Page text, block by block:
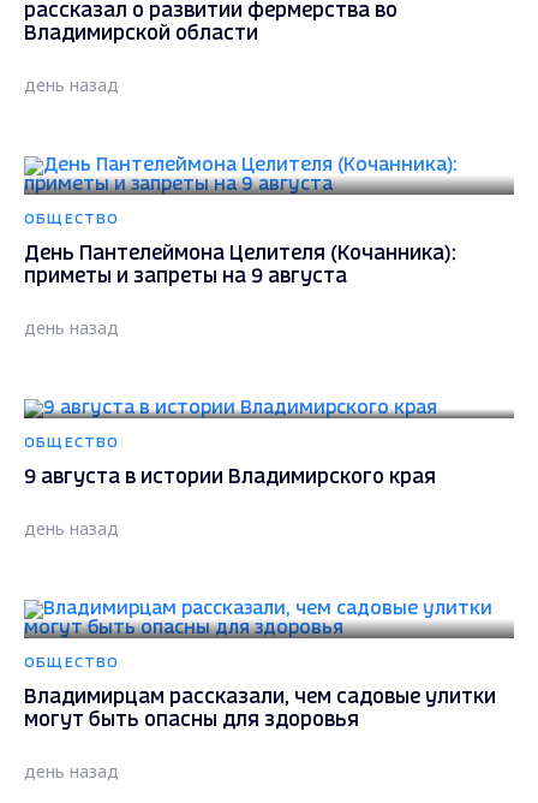
рассказал о развитии фермерства во
Владимирской области
день назад
ОБЩЕСТВО
День Пантелеймона Целителя (Кочанника):
приметы и запреты на 9 августа
день назад
ОБЩЕСТВО
9 августа в истории Владимирского края
день назад
ОБЩЕСТВО
Владимирцам рассказали, чем садовые улитки
могут быть опасны для здоровья
день назад